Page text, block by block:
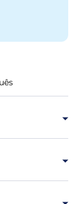
210 Évora,
de embarque